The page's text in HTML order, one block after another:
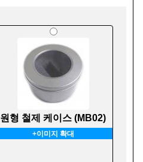
원형 철제 케이스 (MB02)
+이미지 확대